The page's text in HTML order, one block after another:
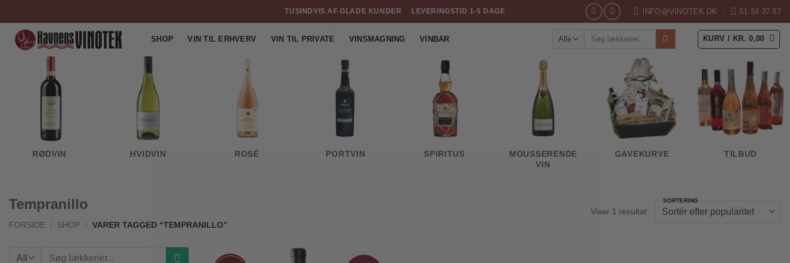
til
indhold
TUSINDVIS AF GLADE KUNDER LEVERINGSTID 1-5 DAGE INFO@VINOTEK.DK 51 34 37 87
SHOP VIN TIL ERHVERV VIN TIL PRIVATE VINSMAGNING VINBAR
Søg
efter:
KURV / KR. 0,00
RØDVIN HVIDVIN ROSÉ PORTVIN SPIRITUS
MOUSSERENDE
VIN
GAVEKURVE TILBUD
Tempranillo
FORSIDE / SHOP / VARER TAGGED “TEMPRANILLO”
Viser 1 resultat
Søg